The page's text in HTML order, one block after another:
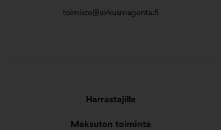
toimisto@sirkusmagenta.fi
Harrastajille
Maksuton toiminta